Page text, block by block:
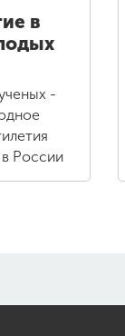
в
-
в России